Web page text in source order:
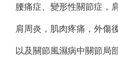
腰痛症、變形性關節症，
肩周炎，肌肉疼痛，外傷
以及關節風濕病中關節局